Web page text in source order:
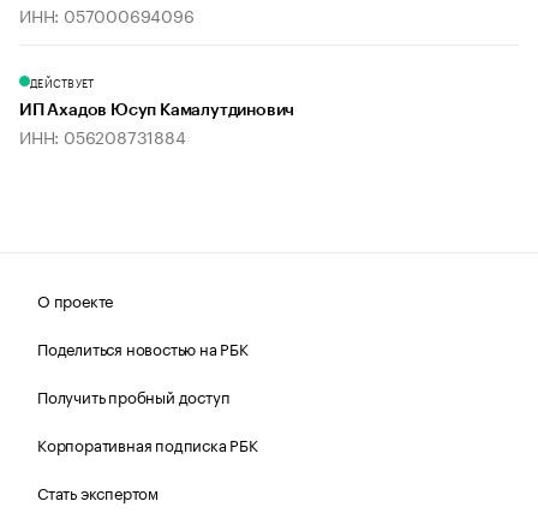
ИНН: 057000694096
ДЕЙСТВУЕТ
ИП Ахадов Юсуп Камалутдинович
ИНН: 056208731884
О проекте
Поделиться новостью на РБК
Получить пробный доступ
Корпоративная подписка РБК
Стать экспертом